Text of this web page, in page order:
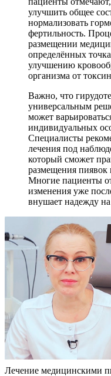
улучшить общее
нормализовать
фертильность.
размещении
определённых
улучшению
организма от
Важно, что
универсальным
может
индивидуальных
Специалисты
лечения под
который сможет
размещения пиявок
Многие пациенты
изменения уже
внушает надежду
Лечение медицинскими